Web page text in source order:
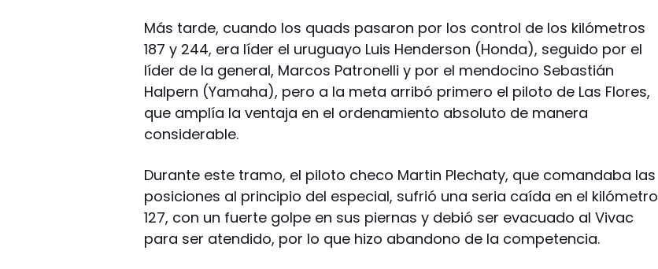
Más tarde, cuando los quads pasaron por los control de los kilómetros
187 y 244, era líder el uruguayo Luis Henderson (Honda), seguido por el
líder de la general, Marcos Patronelli y por el mendocino Sebastián
Halpern (Yamaha), pero a la meta arribó primero el piloto de Las Flores,
que amplía la ventaja en el ordenamiento absoluto de manera
considerable.
Durante este tramo, el piloto checo Martin Plechaty, que comandaba las
posiciones al principio del especial, sufrió una seria caída en el kilómetro
127, con un fuerte golpe en sus piernas y debió ser evacuado al Vivac
para ser atendido, por lo que hizo abandono de la competencia.